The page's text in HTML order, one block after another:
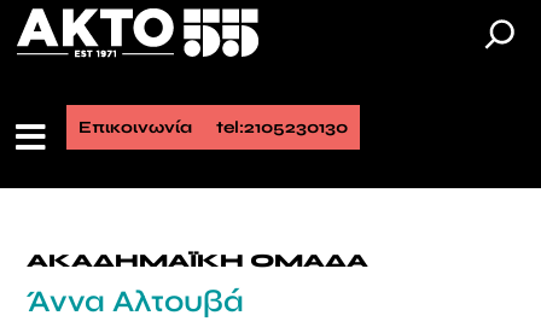
Επικοινωνία tel:2105230130
ΑΚΑΔΗΜΑΪΚΗ ΟΜΑΔΑ
Άννα Αλτουβά